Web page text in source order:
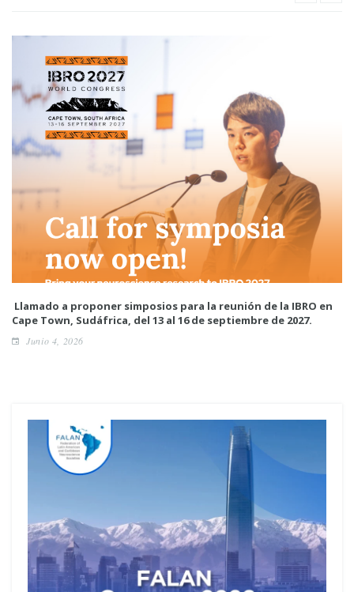
Llamado a proponer simposios para la reunión de la IBRO en
Cape Town, Sudáfrica, del 13 al 16 de septiembre de 2027.
Junio 4, 2026